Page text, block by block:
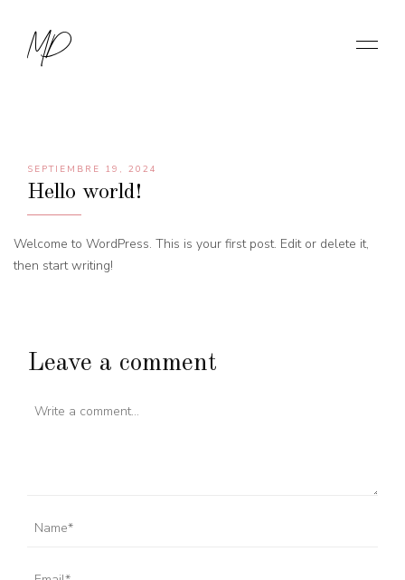
MD
SEPTIEMBRE 19, 2024
Hello world!
Welcome to WordPress. This is your first post. Edit or delete it,
then start writing!
Leave a comment